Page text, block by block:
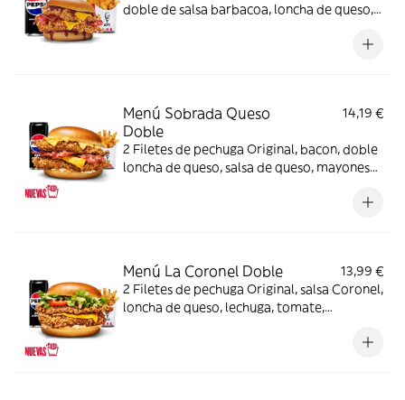
doble de salsa barbacoa, loncha de queso,
Menú Sobrada Queso
Doble
14,19 €
2 Filetes de pechuga Original, bacon, doble
loncha de queso, salsa de queso, mayonesa
Menú La Coronel Doble
13,99 €
2 Filetes de pechuga Original, salsa Coronel,
loncha de queso, lechuga, tomate,